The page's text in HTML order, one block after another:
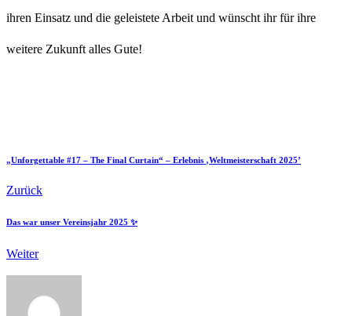
ihren Einsatz und die geleistete Arbeit und wünscht ihr für ihre
weitere Zukunft alles Gute!
„Unforgettable #17 – The Final Curtain“ – Erlebnis ‚Weltmeisterschaft 2025’
Zurück
Das war unser Vereinsjahr 2025 ✨
Weiter